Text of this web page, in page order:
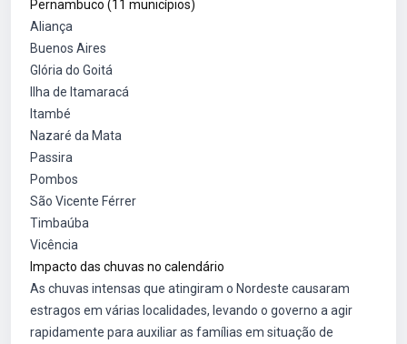
Pernambuco (11 municípios)
Aliança
Buenos Aires
Glória do Goitá
Ilha de Itamaracá
Itambé
Nazaré da Mata
Passira
Pombos
São Vicente Férrer
Timbaúba
Vicência
Impacto das chuvas no calendário
As chuvas intensas que atingiram o Nordeste causaram
estragos em várias localidades, levando o governo a agir
rapidamente para auxiliar as famílias em situação de